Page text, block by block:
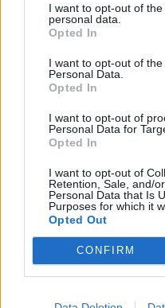
I want to opt-out of
personal data.
Opted In
I want to opt-out of
Personal Data.
Opted In
I want to opt-out of
Personal Data for
Opted In
I want to opt-out of
Retention, Sale, and/
Personal Data that Is
Purposes for which it
Opted Out
CONFIRM
„Lietuva ir
100 dienų!
Apie rytojų...
ateitį, kokiais
norėtumėt
ateities kartoms?